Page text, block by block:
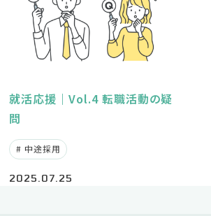
就活応援｜Vol.4 転職活動の疑
問
中途採用
2025.07.25